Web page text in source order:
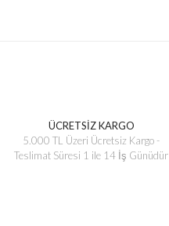
ÜCRETSİZ KARGO
5.000 TL Üzeri Ücretsiz Kargo -
Teslimat Süresi 1 ile 14 İş Günüdür